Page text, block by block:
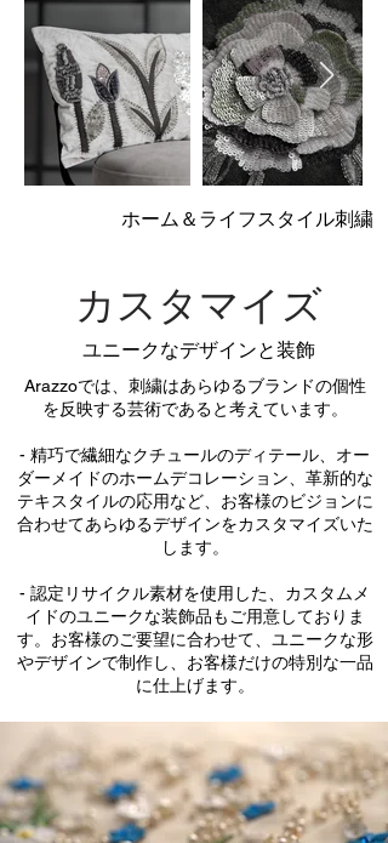
ホーム＆ライフスタイル刺繍
カスタマイズ
ユニークなデザインと装飾
Arazzoでは、刺繍はあらゆるブランドの個性
を反映する芸術であると考えています。
- 精巧で繊細なクチュールのディテール、オー
ダーメイドのホームデコレーション、革新的な
テキスタイルの応用など、お客様のビジョンに
合わせてあらゆるデザインをカスタマイズいた
します。
- 認定リサイクル素材を使用した、カスタムメ
イドのユニークな装飾品もご用意しておりま
す。お客様のご要望に合わせて、ユニークな形
やデザインで制作し、お客様だけの特別な一品
に仕上げます。